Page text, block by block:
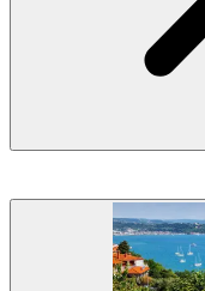
Aloita lomasi Slovenian
Rivieran suosituimpaan
kauppoja, ravintoloita ja